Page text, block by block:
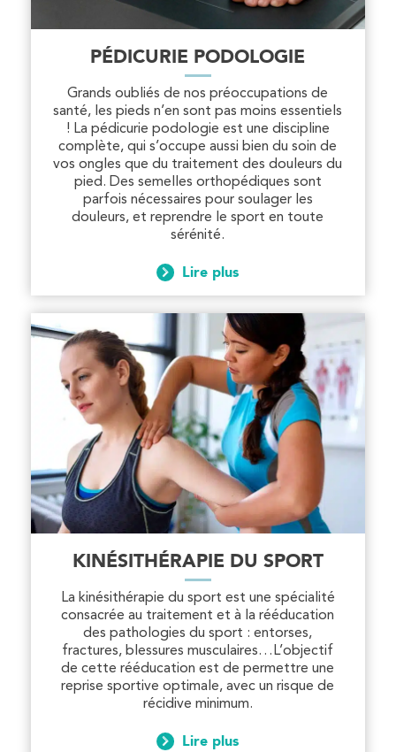
PÉDICURIE PODOLOGIE
Grands oubliés de nos préoccupations de
santé, les pieds n’en sont pas moins essentiels
! La pédicurie podologie est une discipline
complète, qui s’occupe aussi bien du soin de
vos ongles que du traitement des douleurs du
pied. Des semelles orthopédiques sont
parfois nécessaires pour soulager les
douleurs, et reprendre le sport en toute
sérénité.
Lire plus
KINÉSITHÉRAPIE DU SPORT
La kinésithérapie du sport est une spécialité
consacrée au traitement et à la rééducation
des pathologies du sport : entorses,
fractures, blessures musculaires…L’objectif
de cette rééducation est de permettre une
reprise sportive optimale, avec un risque de
récidive minimum.
Lire plus
APPELEZ UN INSTITUT IK
APPELEZ UN INSTITUT IK
1 Rue Mertens 92600 Bois-Colombes
1 Rue Mertens 92600 Bois-Colombes
PRENEZ RDV SUR
PRENEZ RDV SUR
IK Olympe Sante Antony – 92
28 Rue Velpeau 92160 Antony
28 Rue Velpeau 92160 Antony
01 76 21 71 41
PRENEZ RDV SUR
Kinésithérapie
Koss Paris 8 – Haussmann
74 Bd Haussmann 75008 Paris
74 Bd Haussmann 75008 Paris
01 44 71 93 74
PRENEZ RDV SUR
Kinésithérapie
IK Morangis – 91
28 Rue Velpeau 92160 Antony
Kinésithérapie Balnéothérapie